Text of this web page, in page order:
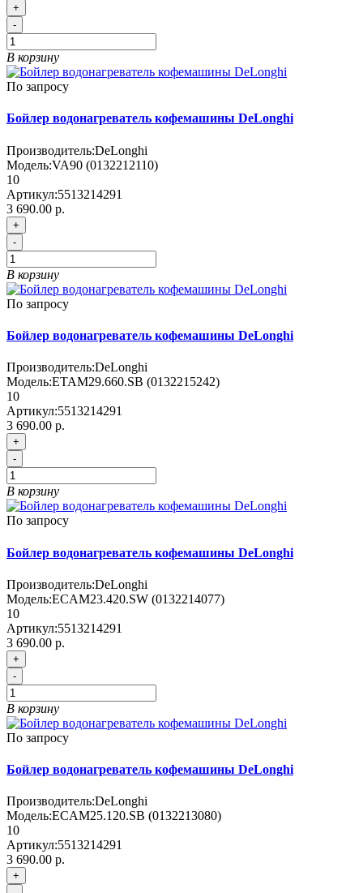
+
-
В корзину
По запросу
Бойлер водонагреватель кофемашины DeLonghi
Производитель:DeLonghi
Модель:VA90 (0132212110)
10
Артикул:5513214291
3 690.00 р.
+
-
В корзину
По запросу
Бойлер водонагреватель кофемашины DeLonghi
Производитель:DeLonghi
Модель:ETAM29.660.SB (0132215242)
10
Артикул:5513214291
3 690.00 р.
+
-
В корзину
По запросу
Бойлер водонагреватель кофемашины DeLonghi
Производитель:DeLonghi
Модель:ECAM23.420.SW (0132214077)
10
Артикул:5513214291
3 690.00 р.
+
-
В корзину
По запросу
Бойлер водонагреватель кофемашины DeLonghi
Производитель:DeLonghi
Модель:ECAM25.120.SB (0132213080)
10
Артикул:5513214291
3 690.00 р.
+